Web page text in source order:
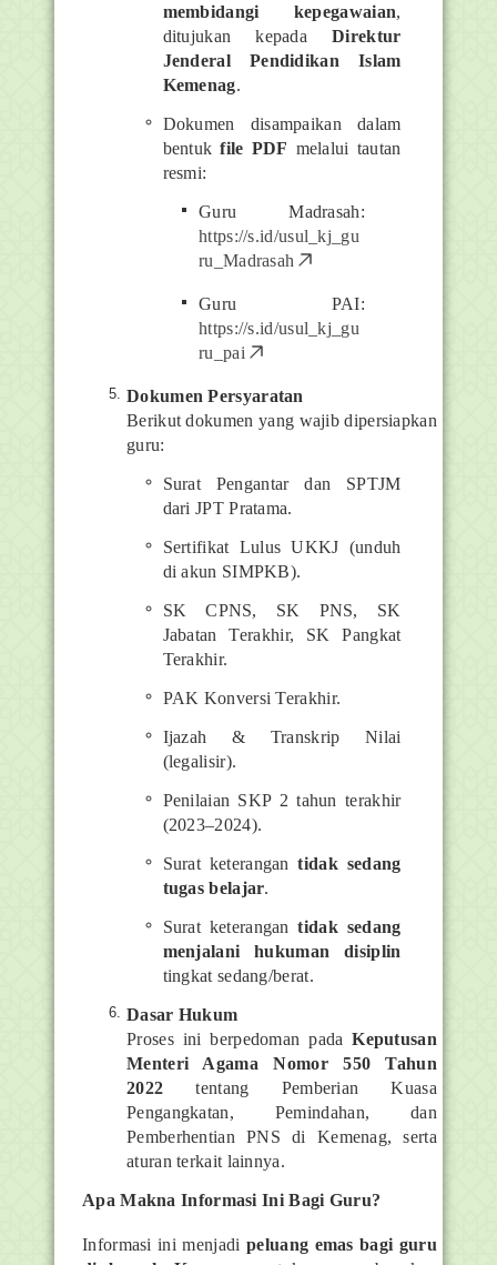
membidangi kepegawaian,
ditujukan kepadaDirektur
Jenderal Pendidikan Islam
Kemenag.
Dokumen disampaikan dalam
bentukfile PDF melalui tautan
resmi:
Guru Madrasah:
https://s.id/usul_kj_gu
ru_Madrasah
Guru PAI:
https://s.id/usul_kj_gu
ru_pai
Dokumen Persyaratan
Berikut dokumen yang wajib dipersiapkan
guru:
Surat Pengantar dan SPTJM
dari JPT Pratama.
Sertifikat Lulus UKKJ (unduh
di akun SIMPKB).
SK CPNS, SK PNS, SK
Jabatan Terakhir, SK Pangkat
Terakhir.
PAK Konversi Terakhir.
Ijazah & Transkrip Nilai
(legalisir).
Penilaian SKP 2 tahun terakhir
(2023–2024).
Surat keterangantidak sedang
tugas belajar.
Surat keterangantidak sedang
menjalani hukuman disiplin
tingkat sedang/berat.
Dasar Hukum
Proses ini berpedoman padaKeputusan
Menteri Agama Nomor 550 Tahun
2022 tentang Pemberian Kuasa
Pengangkatan, Pemindahan, dan
Pemberhentian PNS di Kemenag, serta
aturan terkait lainnya.
Apa Makna Informasi Ini Bagi Guru?
Informasi ini menjadi peluang emas bagi guru